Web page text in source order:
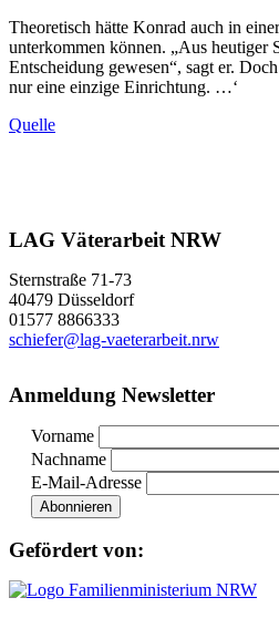
Theoretisch hätte Konrad auch in
unterkommen können. „Aus heutiger
Entscheidung gewesen“, sagt er.
nur eine einzige Einrichtung. …‘
Quelle
LAG Väterarbeit NRW
Sternstraße 71-73
40479 Düsseldorf
01577 8866333
schiefer@lag-vaeterarbeit.nrw
Anmeldung Newsletter
Vorname
Nachname
E-Mail-Adresse
Gefördert von: